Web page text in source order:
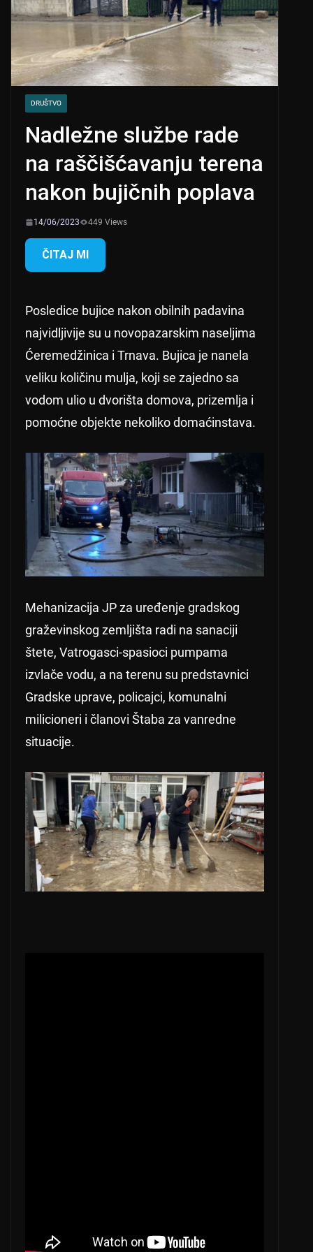
DRUŠTVO
Nadležne službe rade
na raščišćavanju terena
nakon bujičnih poplava
14/06/2023 449 Views
ČITAJ MI
Posledice bujice nakon obilnih padavina
najvidljivije su u novopazarskim naseljima
Ćeremedžinica i Trnava. Bujica je nanela
veliku količinu mulja, koji se zajedno sa
vodom ulio u dvorišta domova, prizemlja i
pomoćne objekte nekoliko domaćinstava.
Mehanizacija JP za uređenje gradskog
graževinskog zemljišta radi na sanaciji
štete, Vatrogasci-spasioci pumpama
izvlače vodu, a na terenu su predstavnici
Gradske uprave, policajci, komunalni
milicioneri i članovi Štaba za vanredne
situacije.